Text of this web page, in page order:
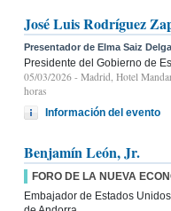
José Luis Rodríguez
Presentador de Elma Saiz
Presidente del Gobierno de
05/03/2026 - Madrid, Hotel
horas
Información del evento
Benjamín León, Jr.
FORO DE LA NUEVA
Embajador de Estados